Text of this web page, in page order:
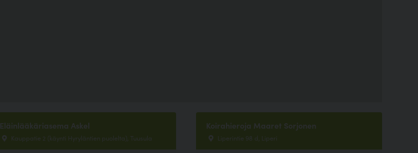
Eläinlääkäriasema Askel
Kauppatie 2 (käynti Hyryläntien puolelta), Tuusula
Koirahieroja Maaret Sorjonen
Liperintie 98 d, Liperi